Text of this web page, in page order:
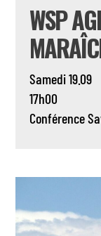
WSP
Samedi 19.09
17h00
Conférence